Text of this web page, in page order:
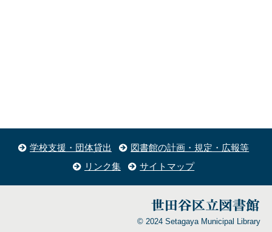
学校支援・団体貸出
図書館の計画・規定・広報等
リンク集
サイトマップ
© 2024 Setagaya Municipal Library